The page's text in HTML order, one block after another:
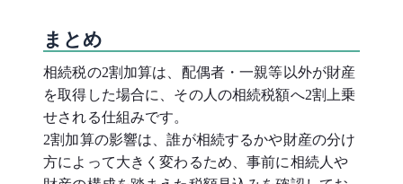
まとめ
相続税の2割加算は、配偶者・一親等以外が財産
を取得した場合に、その人の相続税額へ2割上乗
せされる仕組みです。
2割加算の影響は、誰が相続するかや財産の分け
方によって大きく変わるため、事前に相続人や